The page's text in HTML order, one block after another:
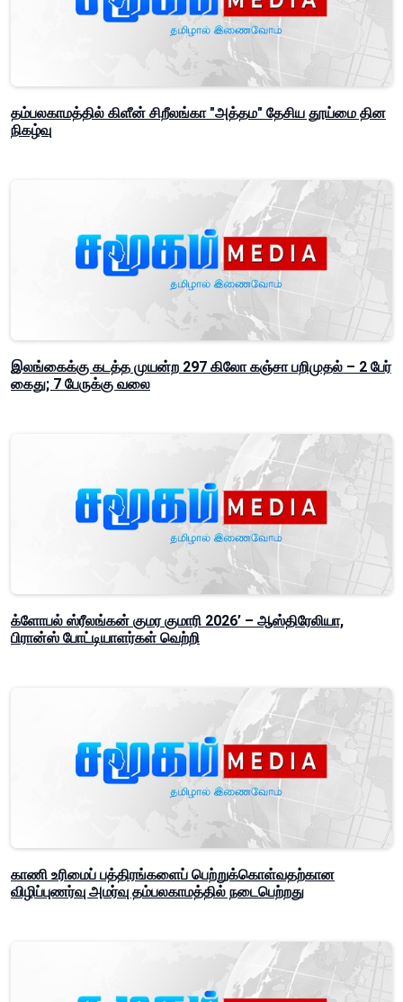
தம்பலகாமத்தில் கிளீன் சிறீலங்கா "அத்தம" தேசிய தூய்மை தின
நிகழ்வு
இலங்கைக்கு கடத்த முயன்ற 297 கிலோ கஞ்சா பறிமுதல் – 2 பேர்
கைது; 7 பேருக்கு வலை
க்ளோபல் ஸ்ரீலங்கன் குமர குமாரி 2026’ – ஆஸ்திரேலியா,
பிரான்ஸ் போட்டியாளர்கள் வெற்றி
காணி உரிமைப் பத்திரங்களைப் பெற்றுக்கொள்வதற்கான
விழிப்புணர்வு அமர்வு தம்பலகாமத்தில் நடைபெற்றது